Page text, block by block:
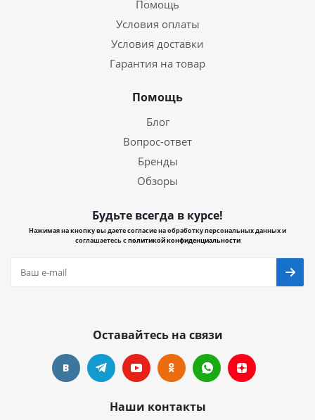
Помощь
Условия оплаты
Условия доставки
Гарантия на товар
Помощь
Блог
Вопрос-ответ
Бренды
Обзоры
Будьте всегда в курсе!
Нажимая на кнопку вы даете согласие на обработку персональных данных и
соглашаетесь сполитикой конфиденциальности
Оставайтесь на связи
Наши контакты